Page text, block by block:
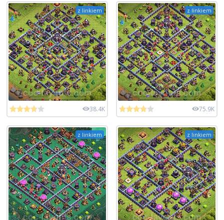
z linkiem
38.4K
z linkiem
75.9K
z linkiem z linkiem